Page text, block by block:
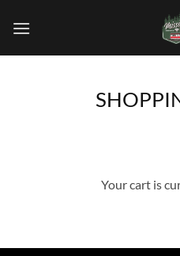
Your cart is